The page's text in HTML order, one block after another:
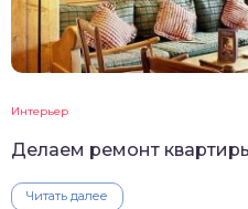
Интерьер
Делаем ремонт
Читать далее